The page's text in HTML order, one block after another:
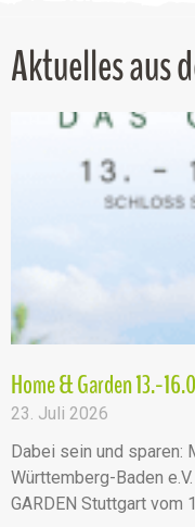
Aktuelles aus
Home & Garden 13.-
23. Juli 2026
Dabei sein und sparen:
Württemberg-Baden
GARDEN Stuttgart vom